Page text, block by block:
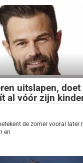
uitslapen, doet
al vóór zijn
de zomer vooral later
en